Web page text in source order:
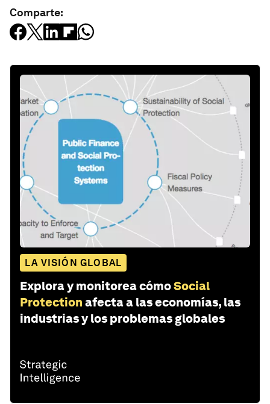
Comparte:
LA VISIÓN GLOBAL
Explora y monitorea cómoSocial
Protection afecta a las economías, las
industrias y los problemas globales